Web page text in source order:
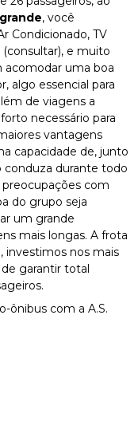
, você
Condicionado, TV
e muito
acomodar uma boa
algo essencial para
de viagens a
necessário para
vantagens
capacidade de, junto
durante todo
preocupações com
do grupo seja
um grande
mais longas. A frota
investimos nos mais
garantir total
ônibus com a A.S.